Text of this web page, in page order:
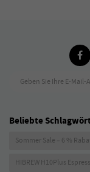
Geben Sie Ihre E-Mail-
Beliebte
Sommer Sale – 6 %
HIBREW H10Plus